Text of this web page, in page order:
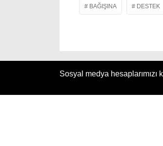
BAĞIŞINA DESTEK
Sosyal medya hesaplarımızı